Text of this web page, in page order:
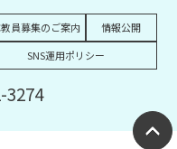
員募集のご案内
情報公開
SNS運用ポリシー
3274